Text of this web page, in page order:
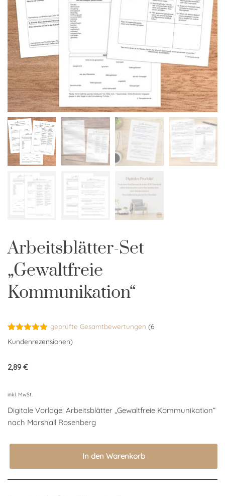
Arbeitsblätter-Set
„Gewaltfreie
Kommunikation“
Bewertet
mit5.00
auf
6
geprüfte Gesamtbewertungen (6
Kundenrezensionen)
2,89€
inkl. MwSt.
Digitale Vorlage: Arbeitsblätter „Gewaltfreie Kommunikation“
nach Marshall Rosenberg
In den Warenkorb